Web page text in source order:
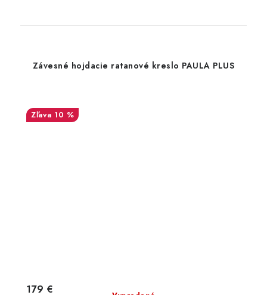
Závesné hojdacie ratanové kreslo PAULA PLUS
10 %
179 €